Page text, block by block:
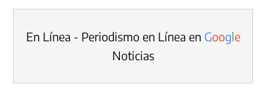
En Línea - Periodismo en Línea en Google
Noticias